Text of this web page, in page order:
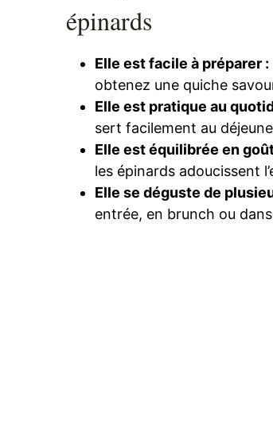
épinards
Elle est facile à préparer :
obtenez une quiche
Elle est pratique au
sert facilement au
Elle est équilibrée en
les épinards adoucissent
Elle se déguste de
entrée, en brunch ou